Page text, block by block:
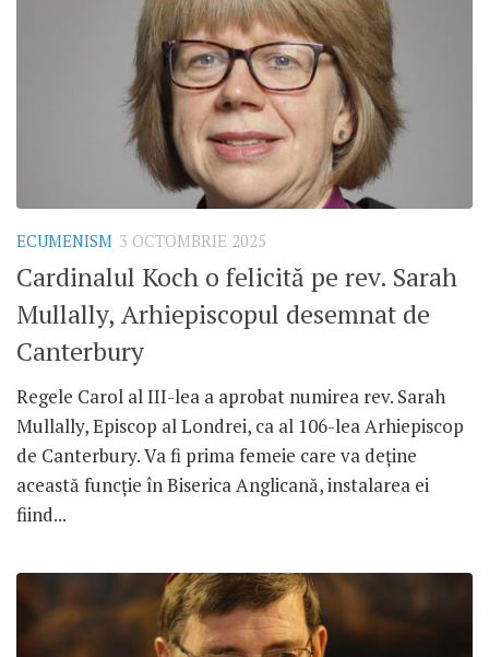
ECUMENISM 3 OCTOMBRIE 2025
Cardinalul Koch o felicită pe rev. Sarah
Mullally, Arhiepiscopul desemnat de
Canterbury
Regele Carol al III-lea a aprobat numirea rev. Sarah
Mullally, Episcop al Londrei, ca al 106-lea Arhiepiscop
de Canterbury. Va fi prima femeie care va deține
această funcție în Biserica Anglicană, instalarea ei
fiind...